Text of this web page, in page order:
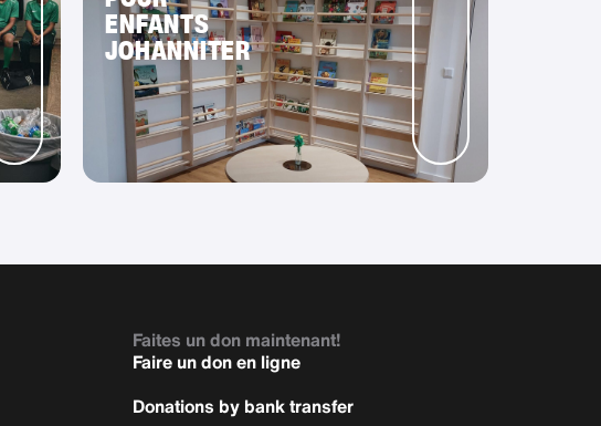
ENFANTS
JOHANNITER
Faites un don maintenant!
Faire un don en ligne
Donations by bank transfer